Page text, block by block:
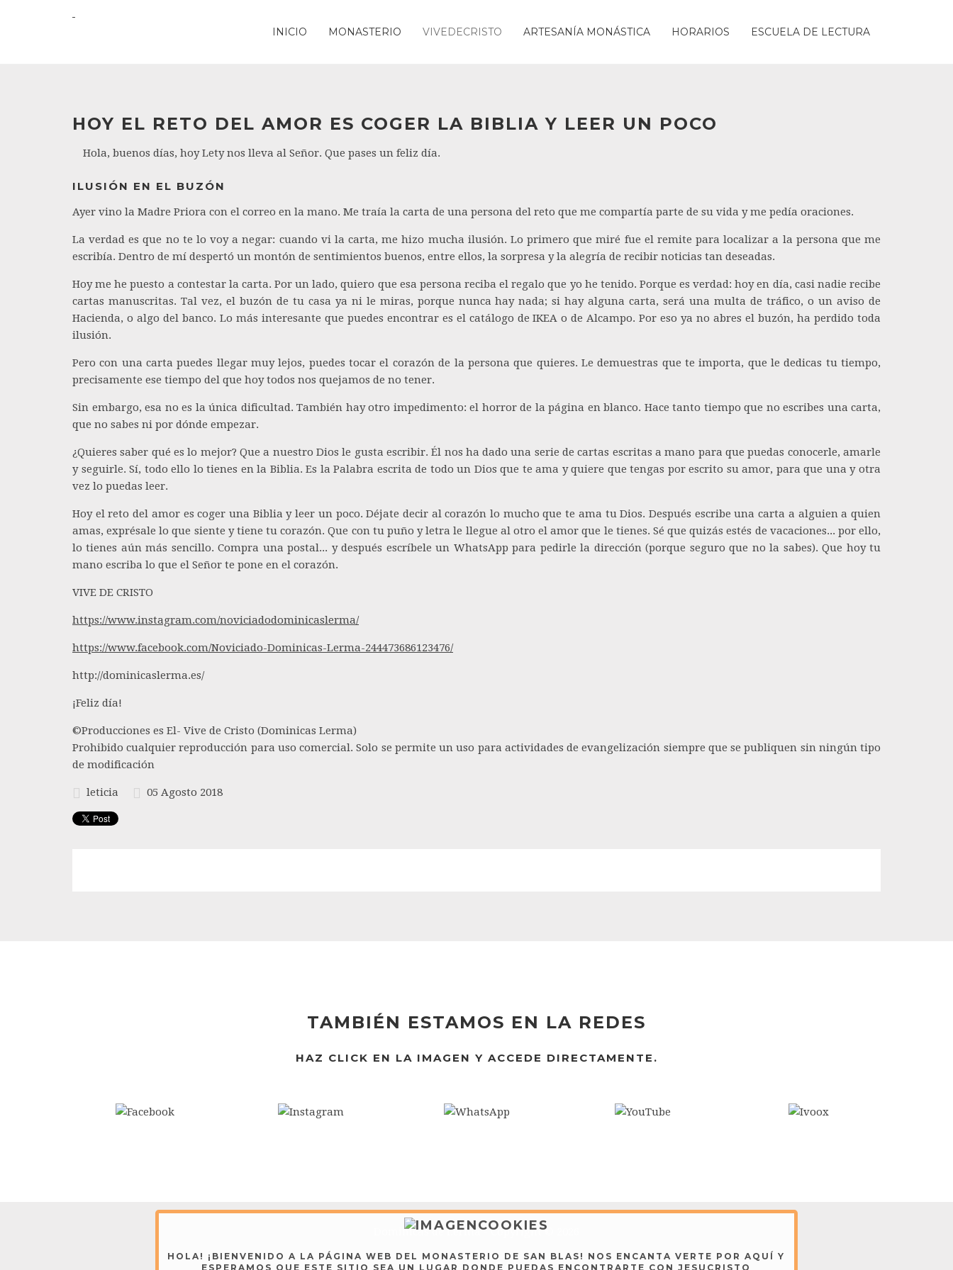
INICIO MONASTERIO VIVEDECRISTO ARTESANÍA MONÁSTICA HORARIOS ESCUELA DE LECTURA
HOY EL RETO DEL AMOR ES COGER LA BIBLIA Y LEER UN POCO
Hola, buenos días, hoy Lety nos lleva al Señor. Que pases un feliz día.
ILUSIÓN EN EL BUZÓN
Ayer vino la Madre Priora con el correo en la mano. Me traía la carta de una persona del reto que me compartía parte de su vida y me pedía oraciones.
La verdad es que no te lo voy a negar: cuando vi la carta, me hizo mucha ilusión. Lo primero que miré fue el remite para localizar a la persona que me
escribía. Dentro de mí despertó un montón de sentimientos buenos, entre ellos, la sorpresa y la alegría de recibir noticias tan deseadas.
Hoy me he puesto a contestar la carta. Por un lado, quiero que esa persona reciba el regalo que yo he tenido. Porque es verdad: hoy en día, casi nadie recibe
cartas manuscritas. Tal vez, el buzón de tu casa ya ni le miras, porque nunca hay nada; si hay alguna carta, será una multa de tráfico, o un aviso de
Hacienda, o algo del banco. Lo más interesante que puedes encontrar es el catálogo de IKEA o de Alcampo. Por eso ya no abres el buzón, ha perdido toda
ilusión.
Pero con una carta puedes llegar muy lejos, puedes tocar el corazón de la persona que quieres. Le demuestras que te importa, que le dedicas tu tiempo,
precisamente ese tiempo del que hoy todos nos quejamos de no tener.
Sin embargo, esa no es la única dificultad. También hay otro impedimento: el horror de la página en blanco. Hace tanto tiempo que no escribes una carta,
que no sabes ni por dónde empezar.
¿Quieres saber qué es lo mejor? Que a nuestro Dios le gusta escribir. Él nos ha dado una serie de cartas escritas a mano para que puedas conocerle, amarle
y seguirle. Sí, todo ello lo tienes en la Biblia. Es la Palabra escrita de todo un Dios que te ama y quiere que tengas por escrito su amor, para que una y otra
vez lo puedas leer.
Hoy el reto del amor es coger una Biblia y leer un poco. Déjate decir al corazón lo mucho que te ama tu Dios. Después escribe una carta a alguien a quien
amas, exprésale lo que siente y tiene tu corazón. Que con tu puño y letra le llegue al otro el amor que le tienes. Sé que quizás estés de vacaciones... por ello,
lo tienes aún más sencillo. Compra una postal... y después escríbele un WhatsApp para pedirle la dirección (porque seguro que no la sabes). Que hoy tu
mano escriba lo que el Señor te pone en el corazón.
VIVE DE CRISTO
https://www.instagram.com/noviciadodominicaslerma/
https://www.facebook.com/Noviciado-Dominicas-Lerma-244473686123476/
http://dominicaslerma.es/
¡Feliz día!
©Producciones es El- Vive de Cristo (Dominicas Lerma)
Prohibido cualquier reproducción para uso comercial. Solo se permite un uso para actividades de evangelización siempre que se publiquen sin ningún tipo
de modificación
leticia 05 Agosto 2018
TAMBIÉN ESTAMOS EN LA REDES
HAZ CLICK EN LA IMAGEN Y ACCEDE DIRECTAMENTE.
Dominicas de Lerma - Copyright © 2026
AVISO LEGAL
HOLA! ¡BIENVENIDO A LA PÁGINA WEB DEL MONASTERIO DE SAN BLAS! NOS ENCANTA VERTE POR AQUÍ Y
ESPERAMOS QUE ESTE SITIO SEA UN LUGAR DONDE PUEDAS ENCONTRARTE CON JESUCRISTO